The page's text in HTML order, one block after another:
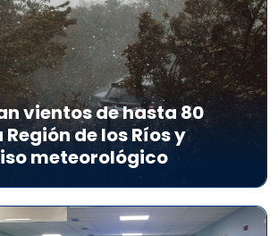
vientos de hasta 80
de los Ríos y
meteorológico